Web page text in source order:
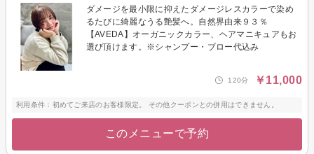
ダメージを最小限に抑えたダメージレスカラーで染め
るたびに綺麗なうる艶髪へ。自然界由来９３％
【AVEDA】オーガニックカラー、ヘアマニキュアもお
選び頂けます。※シャンプー・ブロー代込み
120分 ￥11,000
利用条件：初めてご来店のお客様限定。 その他クーポンとの併用はできません。
このメニューで予約